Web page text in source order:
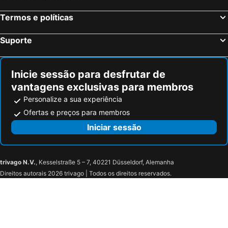
Radisson Hotel Manchester City Centre, A Verified Net Zero Hotel
Premier Inn Manchester Salford Central
Travelodge Altrincham Central
Delta Hotels by Marriott Worsley Park Country Club
Airport Inn Manchester
Premier Inn Manchester Central
Clayton Hotel Manchester City Centre
Old Trafford Stadium Hotel
Hotel Football, Old Trafford, a Tribute Portfolio Hotel
Premier Inn Manchester Old Trafford hotel
Trafford Hall Manchester, Trademark Collection by Wyndham
AC Hotel Manchester Salford Quays
Eskdale Lodge
Termos e políticas
Suporte
Inicie sessão para desfrutar de
vantagens exclusivas para membros
Personalize a sua experiência
Ofertas e preços para membros
Iniciar sessão
trivago N.V., Kesselstraße 5 – 7, 40221 Düsseldorf, Alemanha
Direitos autorais 2026 trivago | Todos os direitos reservados.